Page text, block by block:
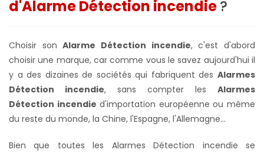
d'Alarme Détection incendie?
Choisir sonAlarme Détection incendie, c'est d'abord
choisir une marque, car comme vous le savez aujourd'hui il
y a des dizaines de sociétés qui fabriquent des Alarmes
Détection incendie, sans compter les Alarmes
Détection incendie d'importation européenne ou même
du reste du monde, la Chine, l'Espagne, l'Allemagne...
Bien que toutes les Alarmes Détection incendie se